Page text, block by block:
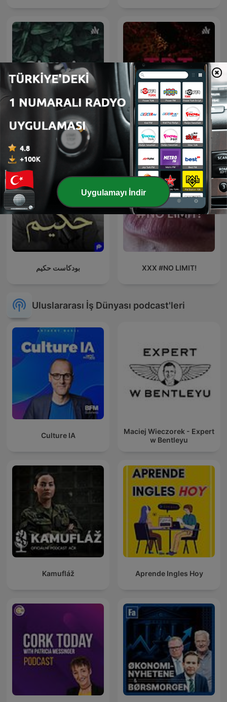
Classic TRT
بودكاست حكيم XXX #NO LIMIT!
Uluslararası İş Dünyası podcast'leri
Culture IA
Maciej Wieczorek - Expert
w Bentleyu
Kamufláž Aprende Ingles Hoy
Uygulamayı İndir